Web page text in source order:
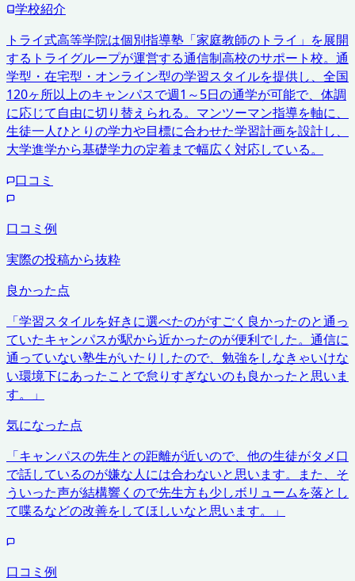
学校紹介
トライ式高等学院は個別指導塾「家庭教師のトライ」を展開
するトライグループが運営する通信制高校のサポート校。通
学型・在宅型・オンライン型の学習スタイルを提供し、全国
120ヶ所以上のキャンパスで週1～5日の通学が可能で、体調
に応じて自由に切り替えられる。マンツーマン指導を軸に、
生徒一人ひとりの学力や目標に合わせた学習計画を設計し、
大学進学から基礎学力の定着まで幅広く対応している。
口コミ
口コミ例
実際の投稿から抜粋
良かった点
「学習スタイルを好きに選べたのがすごく良かったのと通っ
ていたキャンパスが駅から近かったのが便利でした。通信に
通っていない塾生がいたりしたので、勉強をしなきゃいけな
い環境下にあったことで怠りすぎないのも良かったと思いま
す。
」
気になった点
「キャンパスの先生との距離が近いので、他の生徒がタメ口
で話しているのが嫌な人には合わないと思います。また、そ
ういった声が結構響くので先生方も少しボリュームを落とし
て喋るなどの改善をしてほしいなと思います。
」
口コミ例